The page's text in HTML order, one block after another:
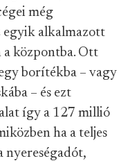
még
egyik alkalmazott
a központba. Ott
borítékba – vagy
– és ezt
így a 127 millió
ha a teljes
nyereségadót,